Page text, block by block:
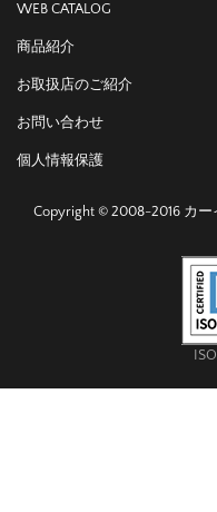
WEB CATALOG
商品紹介
お取扱店のご紹介
お問い合わせ
個人情報保護
Copyright © 2008-2016 カー